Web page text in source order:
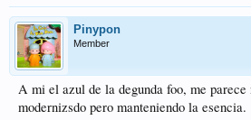
Pinypon
Member
A mi el azul de la degunda foo, me parece
modernizsdo pero manteniendo la esencia.